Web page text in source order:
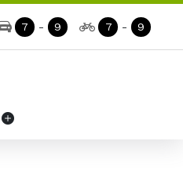
7 - 9 7 - 9